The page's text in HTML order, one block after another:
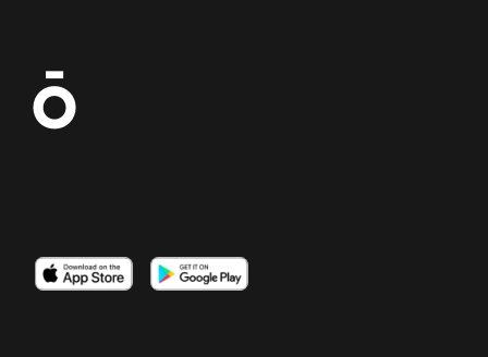
Imagen
Imagen Imagen